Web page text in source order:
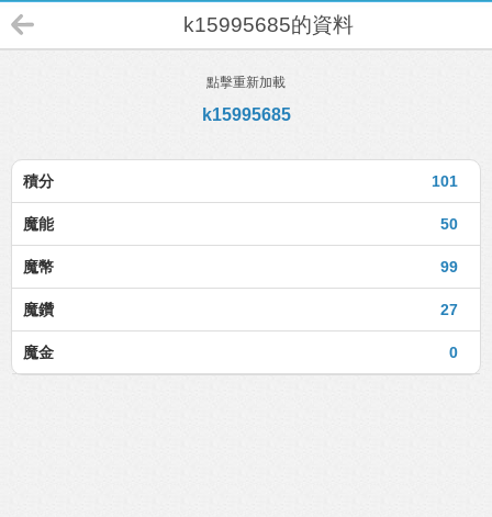
k15995685的資料
點擊重新加載
k15995685
101
積分
50
魔能
99
魔幣
27
魔鑽
0
魔金